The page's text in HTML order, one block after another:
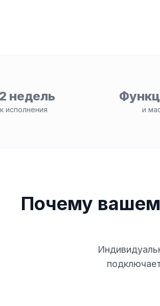
недель
исполнения и
Почему